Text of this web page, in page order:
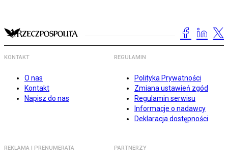
KONTAKT
O nas
Kontakt
Napisz do nas
REGULAMIN
Polityka Prywatności
Zmiana ustawień zgód
Regulamin serwisu
Informacje o nadawcy
Deklaracja dostępności
REKLAMA I PRENUMERATA PARTNERZY